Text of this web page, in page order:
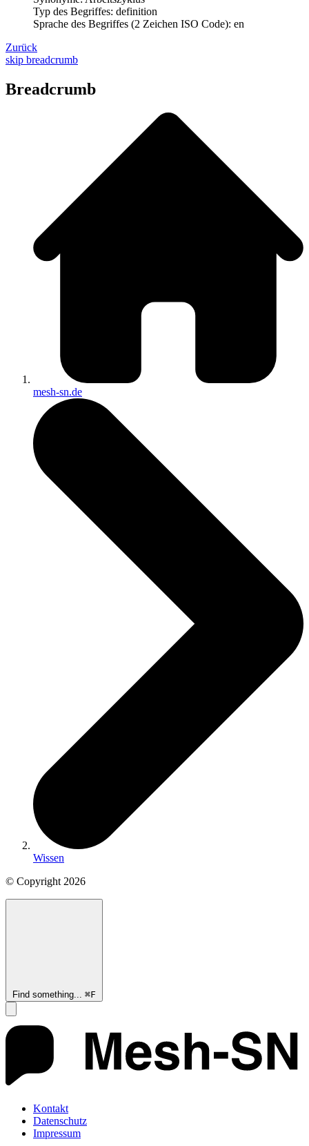
Typ des Begriffes: definition
Sprache des Begriffes (2 Zeichen ISO Code): en
Zurück
skip breadcrumb
Breadcrumb
mesh-sn.de
Wissen
© Copyright2026
Find something... ⌘F
Kontakt
Datenschutz
Impressum